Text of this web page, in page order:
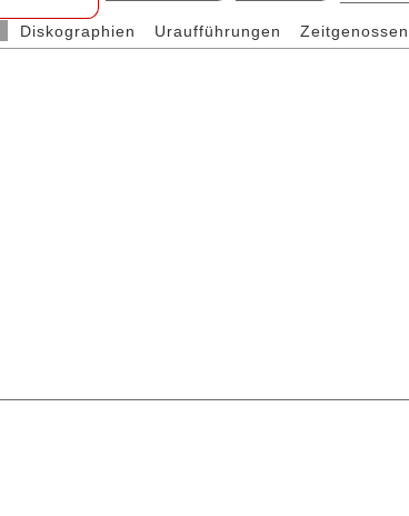
Diskographien Uraufführungen Zeitgenossen